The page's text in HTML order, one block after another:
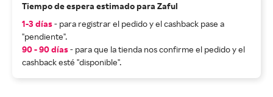
Tiempo de espera estimado para Zaful
1-3 días- para registrar el pedido y el cashback pase a
"pendiente".
90 - 90 días- para que la tienda nos confirme el pedido y el
cashback esté "disponible".